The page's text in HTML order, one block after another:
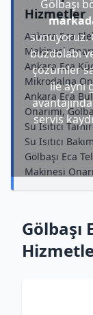
Gölbaşı
sunuyoruz.
buzdolabı
çözümler
ile aynı
servis
Hizmetler
Ankara Eca
Makinesi
Ankara Eca
Mikrodalga
Ankara Eca
Onarımı,
Su Isıtıcı
Su Isıtıcı
Gölbaşı Eca
Makinesi
Gölbaşı